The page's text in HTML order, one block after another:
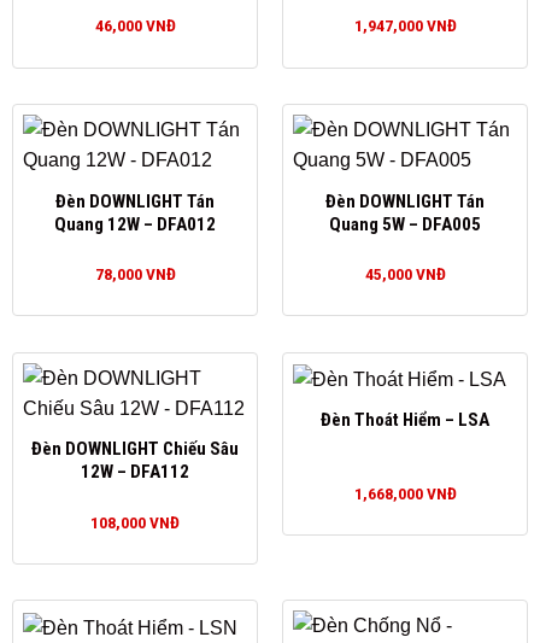
46,000VNĐ 1,947,000VNĐ
Đèn DOWNLIGHT Tán
Quang 12W – DFA012
78,000VNĐ
Đèn DOWNLIGHT Tán
Quang 5W – DFA005
45,000VNĐ
Đèn DOWNLIGHT Chiếu Sâu
12W – DFA112
108,000VNĐ
Đèn Thoát Hiểm – LSA
1,668,000VNĐ